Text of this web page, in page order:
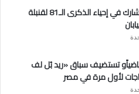
وزير التعليم يشارك في إحياء الذكرى الـ81 لقنبلة
رياضياًو تستضيف سباق «ريد بُل لف
لأول مرة في مصر